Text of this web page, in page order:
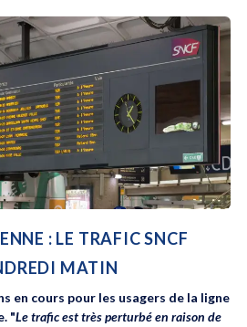
: LE TRAFIC SNCF
MATIN
en cours pour les usagers de la ligne
"Le trafic est très perturbé en raison de